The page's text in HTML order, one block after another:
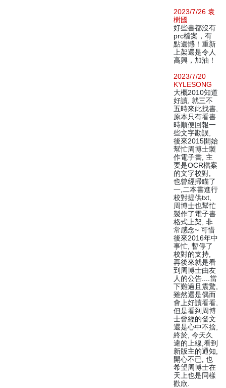
2023/7/26 袁
樹國
好些書都沒有
prc檔案，有
點遺憾！重新
上架還是令人
高興，加油！
2023/7/20
KYLESONG
大概2010知道
好讀, 就三不
五時來此找書,
原本只有看書
時順便回報一
些文字勘誤,
後來2015開始
幫忙周博士製
作電子書, 主
要是OCR檔案
的文字校對,
也曾經掃瞄了
一,二本書進行
校對提供txt,
周博士也幫忙
製作了電子書
格式上架, 非
常感念~ 可惜
後來2016年中
事忙, 暫停了
校對的支持,
再後來就是看
到周博士由友
人的公告....當
下難過且震驚,
雖然還是偶而
會上好讀看看,
但是看到周博
士曾經的發文
還是心中不捨,
終於, 今天久
違的上線,看到
新版主的通知,
開心不已, 也
希望周博士在
天上也是同樣
歡欣.